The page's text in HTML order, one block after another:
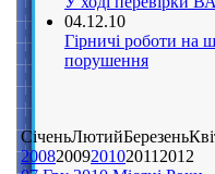
04.12.10
Гірничі роботи на
порушення
20082009201020112012